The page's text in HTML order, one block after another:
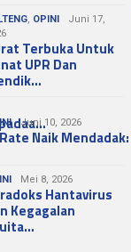
, OPINI
Juni 17,
Terbuka Untuk
UPR Dan
Juni 10, 2026
Naik
Mei 8, 2026
Hantavirus
Kegagalan